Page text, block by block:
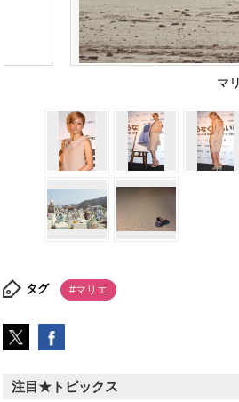
マ
タグ #マリエ
注目★トピックス